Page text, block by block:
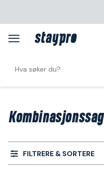
Kombinasjonssag
FILTRERE & SORTERE